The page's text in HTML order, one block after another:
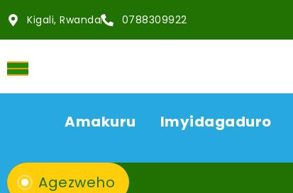
Kigali, Rwanda 0788309922
Amakuru Imyidagaduro
Agezweho